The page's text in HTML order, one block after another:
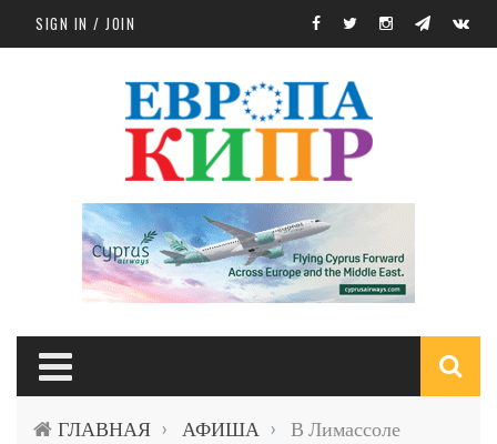
Skip to main content
SIGN IN / JOIN
ГЛАВНАЯ › АФИША ›
В Лимассоле